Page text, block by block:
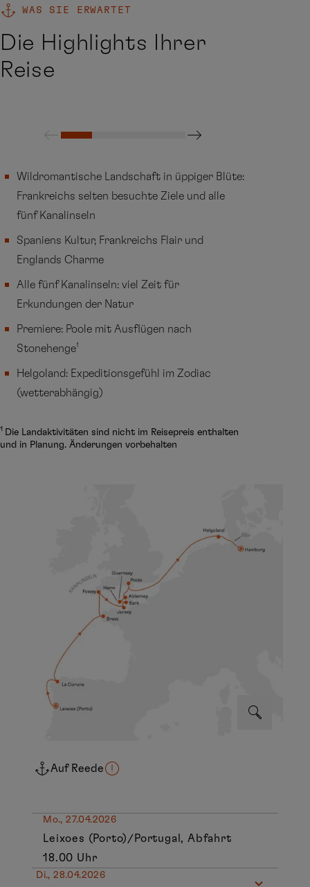
WAS SIE ERWARTET
Die Highlights Ihrer
Reise
Wildromantische Landschaft in üppiger Blüte:
Frankreichs selten besuchte Ziele und alle
fünf Kanalinseln
Spaniens Kultur, Frankreichs Flair und
Englands Charme
Alle fünf Kanalinseln: viel Zeit für
Erkundungen der Natur
Premiere: Poole mit Ausflügen nach
Stonehenge1
Helgoland: Expeditionsgefühl im Zodiac
(wetterabhängig)
1 Die Landaktivitäten sind nicht im Reisepreis enthalten
und in Planung. Änderungen vorbehalten
Auf Reede
Mo., 27.04.2026
Leixoes (Porto)/Portugal, Abfahrt
18.00 Uhr
Di., 28.04.2026